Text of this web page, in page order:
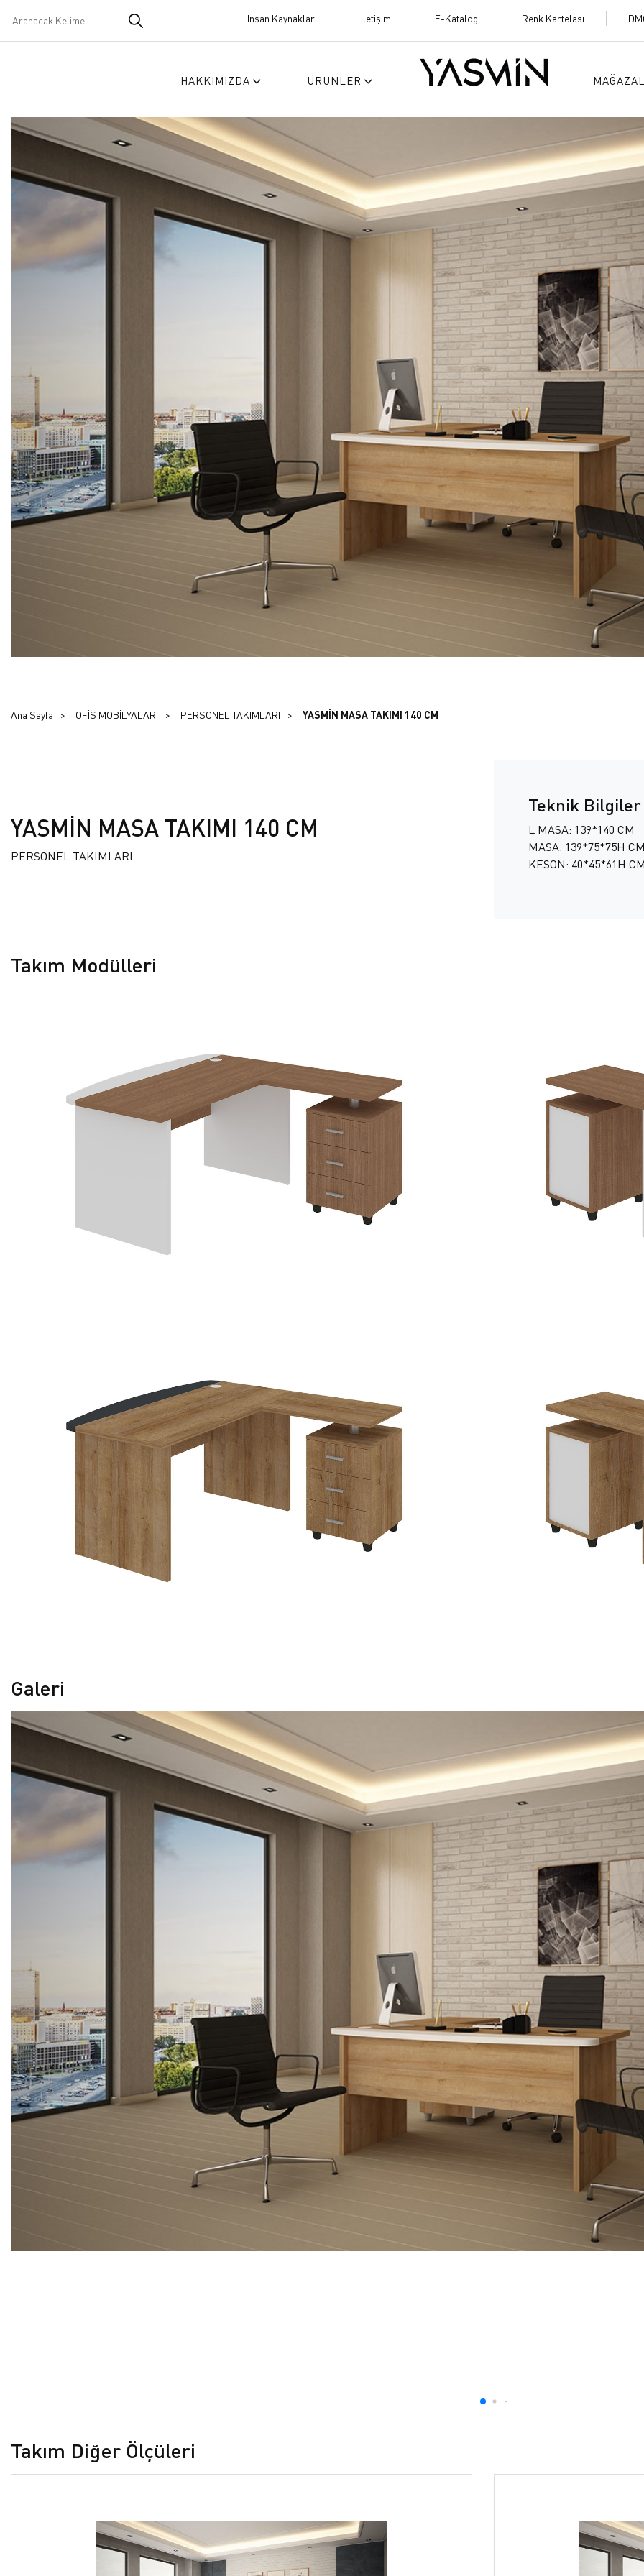
İnsan Kaynakları İletişim E-Katalog Renk Kartelası
HAKKIMIZDA ÜRÜNLER
Ana Sayfa OFİS MOBİLYALARI PERSONEL TAKIMLARI YASMİN MASA TAKIMI 140 CM
YASMİN MASA TAKIMI 140 CM
PERSONEL TAKIMLARI
Teknik Bilgiler
L MASA: 139*140 CM
MASA: 139*75*75H
KESON: 40*45*61H
Takım Modülleri
Galeri
Takım Diğer Ölçüleri